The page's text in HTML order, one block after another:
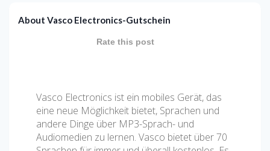
About Vasco Electronics-Gutschein
Rate this post
Vasco Electronics ist ein mobiles Gerät, das
eine neue Möglichkeit bietet, Sprachen und
andere Dinge über MP3-Sprach- und
Audiomedien zu lernen. Vasco bietet über 70